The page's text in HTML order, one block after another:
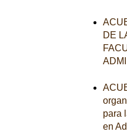
DE
para
en